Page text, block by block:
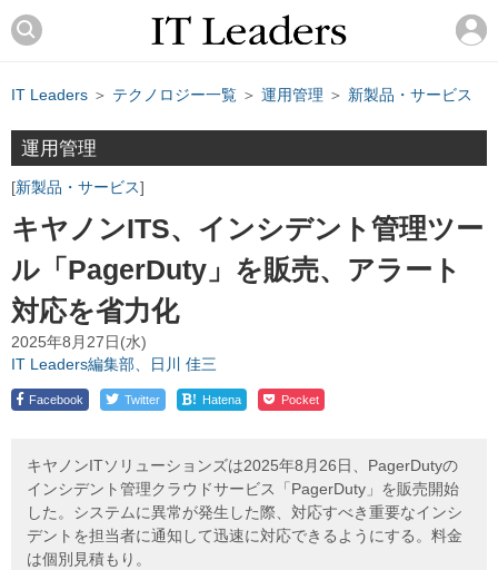
IT Leaders ＞ テクノロジー一覧 ＞ 運用管理 ＞ 新製品・サービス
運用管理
新製品・サービス
キヤノンITS、インシデント管理ツー
ル「PagerDuty」を販売、アラート
対応を省力化
2025年8月27日(水)
IT Leaders編集部、日川 佳三
Facebook Twitter ! Hatena Pocket
キヤノンITソリューションズは2025年8月26日、PagerDutyの
インシデント管理クラウドサービス「PagerDuty」を販売開始
した。システムに異常が発生した際、対応すべき重要なインシ
デントを担当者に通知して迅速に対応できるようにする。料金
は個別見積もり。